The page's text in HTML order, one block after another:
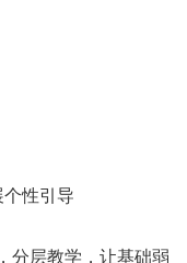
性引导
分层教学，让基础弱